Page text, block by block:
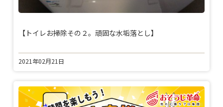
【トイレお掃除その２。頑固な水垢落とし】
2021年02月21日